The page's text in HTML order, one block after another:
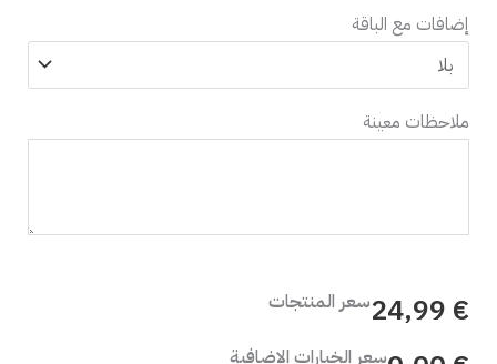
إضافات مع الباقة
ملاحظات معينة
سعر المنتجات € 24,99
سعر الخيارات الإضافية